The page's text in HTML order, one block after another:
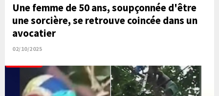
Une femme de 50 ans, soupçonnée d'être
une sorcière, se retrouve coincée dans un
avocatier
02/10/2025